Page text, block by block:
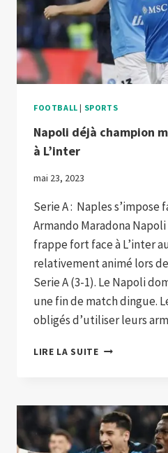
FOOTBALL | SPORTS
Napoli déjà champion
à L’inter
mai 23, 2023
Serie A : Naples s’impose
Armando Maradona
frappe fort face à L’inter
relativement animé lors
Serie A (3-1). Le Napoli
une fin de match dingue.
obligés d’utiliser leurs
LIRE LA SUITENAPOLI
FRAPPE
FORT
FACE